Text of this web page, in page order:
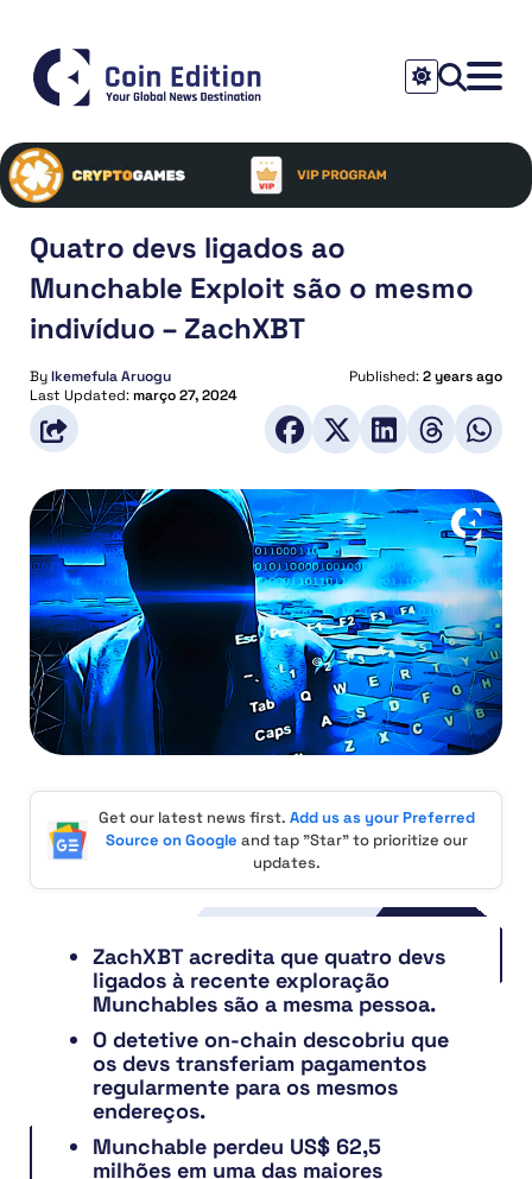
Quatro devs ligados ao
Munchable Exploit são o mesmo
indivíduo – ZachXBT
ByIkemefula Aruogu Published:2 years ago
Last Updated:março 27, 2024
Get our latest news first. Add us as your Preferred
Source on Google and tap "Star" to prioritize our
updates.
ZachXBT acredita que quatro devs
ligados à recente exploração
Munchables são a mesma pessoa.
O detetive on-chain descobriu que
os devs transferiam pagamentos
regularmente para os mesmos
endereços.
Munchable perdeu US$ 62,5
milhões em uma das maiores